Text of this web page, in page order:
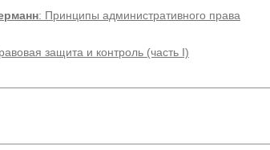
: Принципы административного права
защита и контроль (часть I)